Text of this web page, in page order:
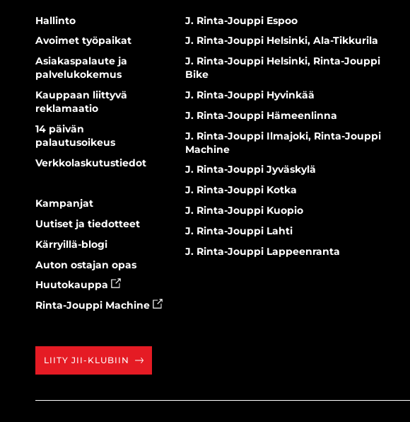
Hallinto
Avoimet työpaikat
Asiakaspalaute ja
palvelukokemus
Kauppaan liittyvä
reklamaatio
14 päivän
palautusoikeus
Verkkolaskutustiedot
Kampanjat
Uutiset ja tiedotteet
Kärryillä-blogi
Auton ostajan opas
Huutokauppa
Rinta-Jouppi Machine
J. Rinta-Jouppi Espoo
J. Rinta-Jouppi Helsinki, Ala-Tikkurila
J. Rinta-Jouppi Helsinki, Rinta-Jouppi
Bike
J. Rinta-Jouppi Hyvinkää
J. Rinta-Jouppi Hämeenlinna
J. Rinta-Jouppi Ilmajoki, Rinta-Jouppi
Machine
J. Rinta-Jouppi Jyväskylä
J. Rinta-Jouppi Kotka
J. Rinta-Jouppi Kuopio
J. Rinta-Jouppi Lahti
J. Rinta-Jouppi Lappeenranta
LIITY JII-KLUBIIN